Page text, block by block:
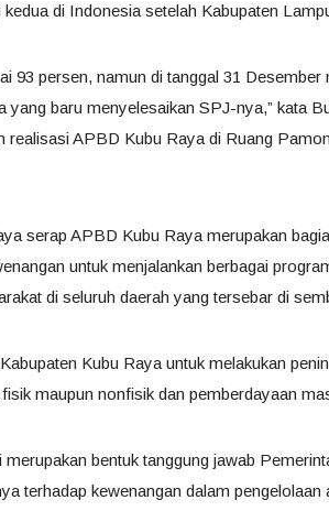
di Indonesia setelah Kabupaten
93 persen, namun di tanggal 31 Desember
yang baru menyelesaikan SPJ-nya,” kata
realisasi APBD Kubu Raya di Ruang
serap APBD Kubu Raya merupakan
untuk menjalankan berbagai
di seluruh daerah yang tersebar di
Kubu Raya untuk melakukan
maupun nonfisik dan pemberdayaan
bentuk tanggung jawab
terhadap kewenangan dalam